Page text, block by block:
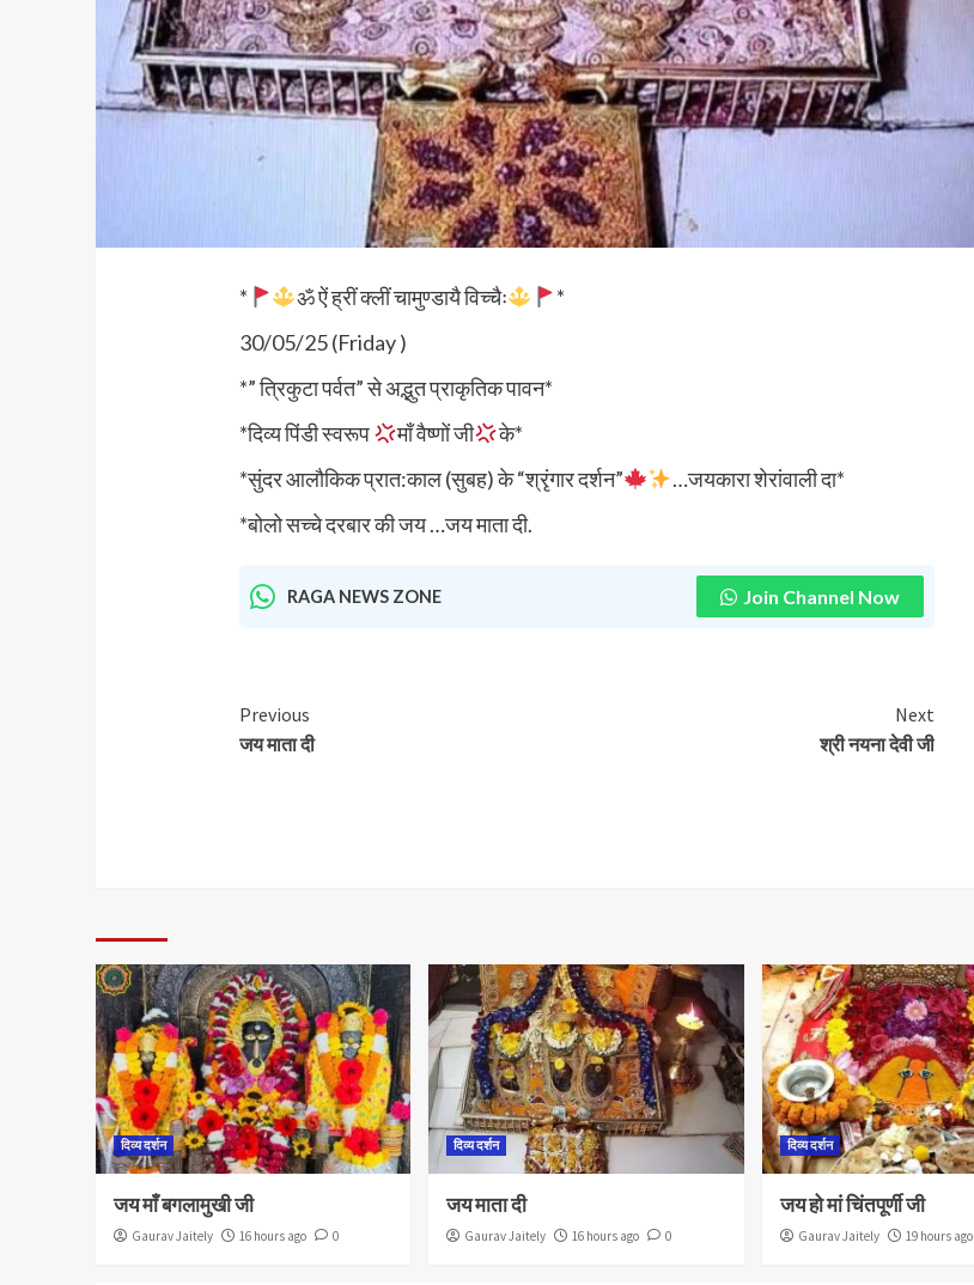
* ॐ ऐं ह्रीं क्लीं चामुण्डायै विच्चैः
*
30/05/25 (Friday )
*” त्रिकुटा पर्वत” से अद्भुत प्राकृतिक पावन*
*दिव्य पिंडी स्वरूप
माँ वैष्णों जी
के*
*सुंदर आलौकिक प्रात:काल (सुबह) के “श्रृंगार दर्शन”
…जयकारा शेरांवाली दा*
*बोलो सच्चे दरबार की जय …जय माता दी.
RAGA NEWS ZONE Join Channel Now
Previous
जय माता दी
Next
श्री नयना देवी जी
दिव्य दर्शन
जय माँ बगलामुखी जी
Gaurav Jaitely 16 hours ago 0
दिव्य दर्शन
जय माता दी
Gaurav Jaitely 16 hours ago 0
दिव्य दर्शन
जय हो मां चिंतपूर्णी जी
Gaurav Jaitely 19 hours ago